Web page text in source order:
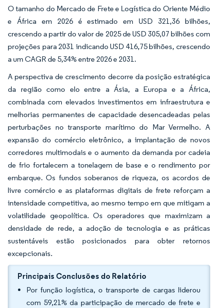
O tamanho do Mercado de Frete e Logística do Oriente Médio
e África em 2026 é estimado em USD 321,36 bilhões,
crescendo a partir do valor de 2025 de USD 305,07 bilhões com
projeções para 2031 indicando USD 416,75 bilhões, crescendo
a um CAGR de 5,34% entre 2026 e 2031.
A perspectiva de crescimento decorre da posição estratégica
da região como elo entre a Ásia, a Europa e a África,
combinada com elevados investimentos em infraestrutura e
melhorias permanentes de capacidade desencadeadas pelas
perturbações no transporte marítimo do Mar Vermelho. A
expansão do comércio eletrônico, a implantação de novos
corredores multimodais e o aumento da demanda por cadeia
de frio fortalecem a tonelagem de base e o rendimento por
embarque. Os fundos soberanos de riqueza, os acordos de
livre comércio e as plataformas digitais de frete reforçam a
intensidade competitiva, ao mesmo tempo em que mitigam a
volatilidade geopolítica. Os operadores que maximizam a
densidade de rede, a adoção de tecnologia e as práticas
sustentáveis estão posicionados para obter retornos
excepcionais.
Principais Conclusões do Relatório
Por função logística, o transporte de cargas liderou
com 59,21% da participação de mercado de frete e